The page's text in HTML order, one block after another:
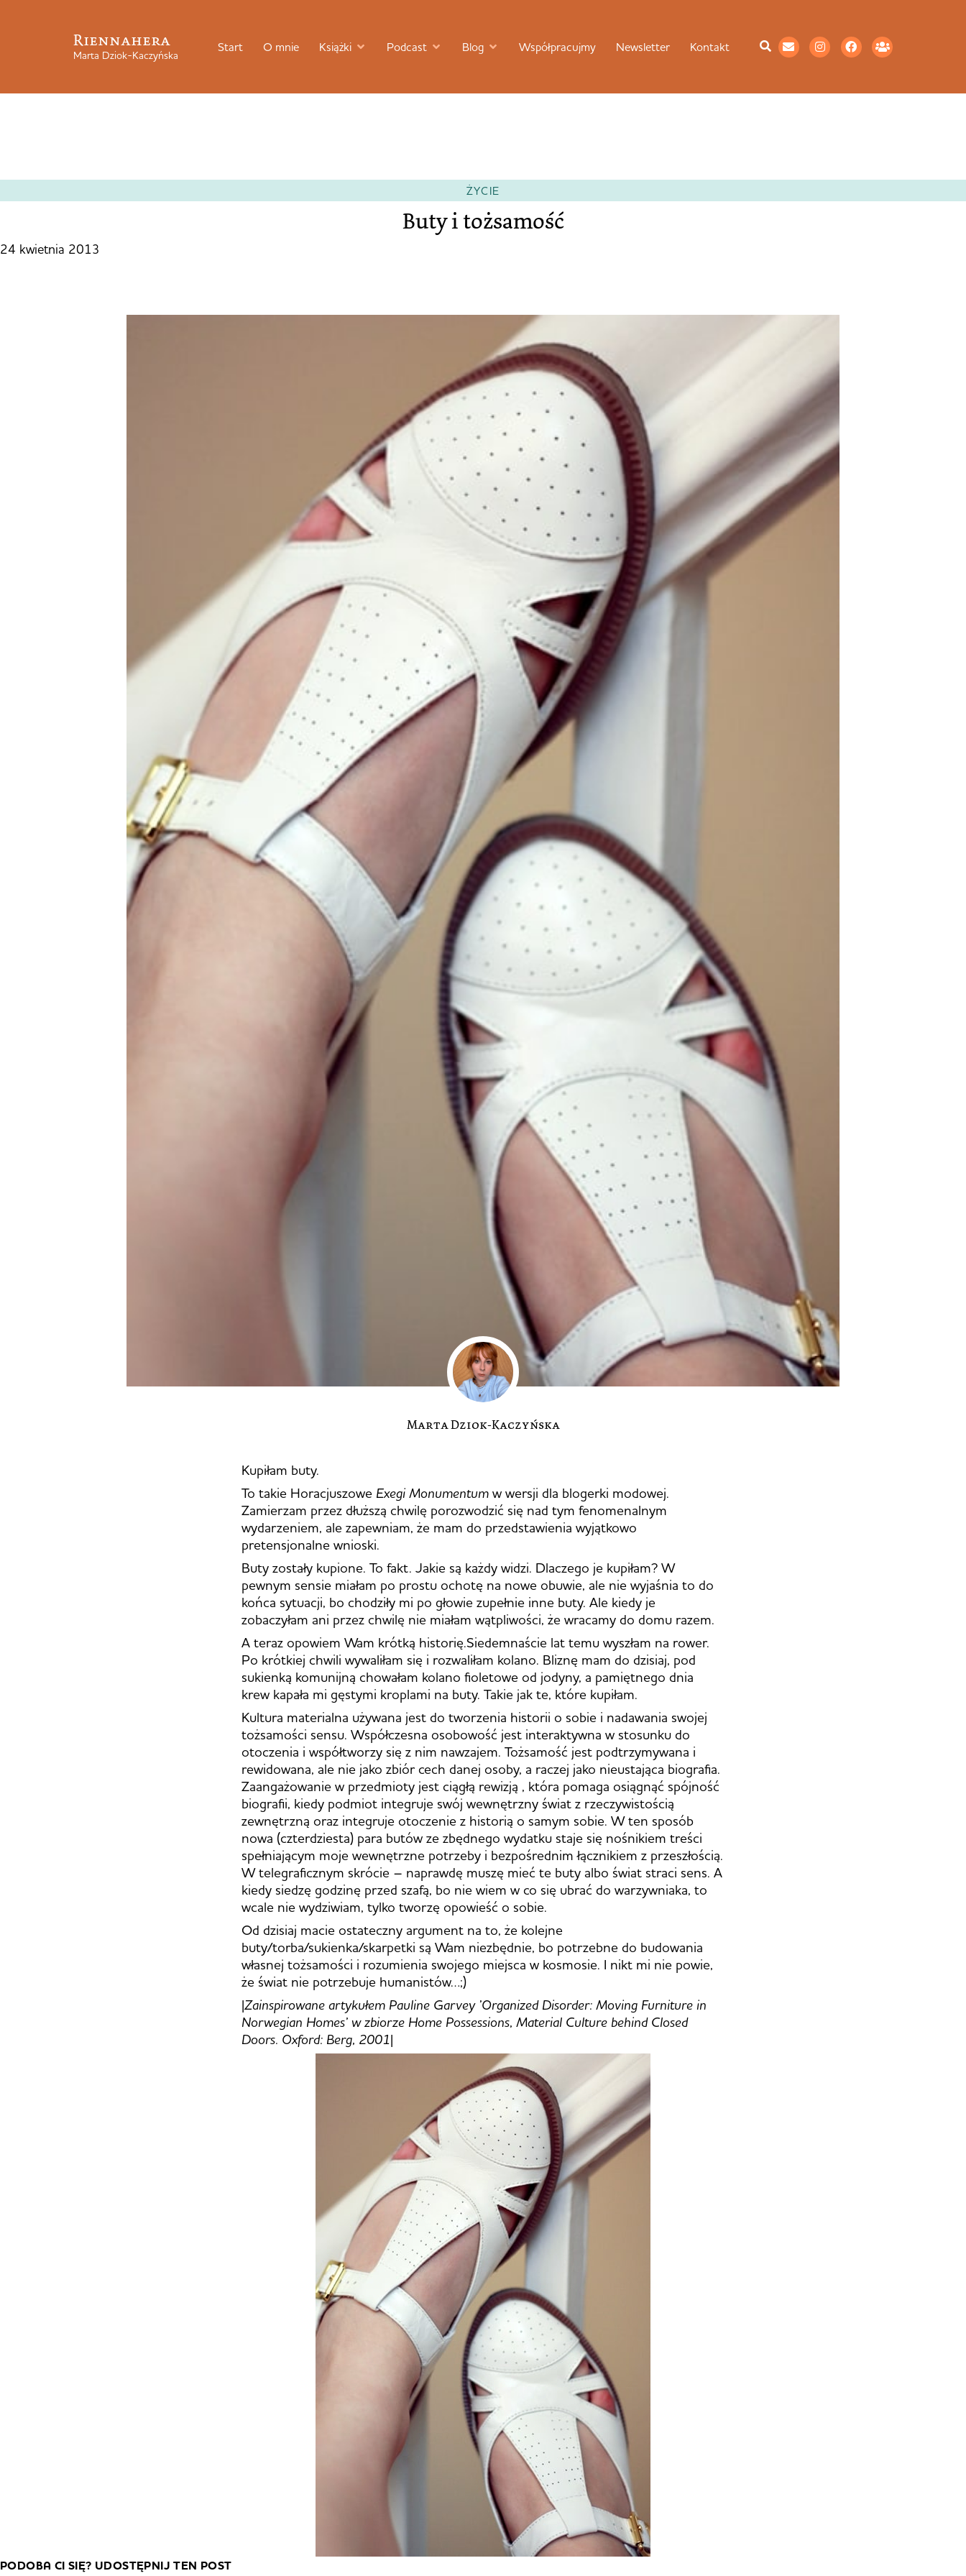
Riennahera
Marta Dziok-Kaczyńska
Start O mnie Książki Podcast Blog Współpracujmy Newsletter Kontakt
ŻYCIE
Buty i tożsamość
24 kwietnia 2013
Marta Dziok-Kaczyńska
Kupiłam buty.
To takie Horacjuszowe Exegi Monumentum w wersji dla blogerki modowej.
Zamierzam przez dłuższą chwilę porozwodzić się nad tym fenomenalnym
wydarzeniem, ale zapewniam, że mam do przedstawienia wyjątkowo
pretensjonalne wnioski.
Buty zostały kupione. To fakt. Jakie są każdy widzi. Dlaczego je kupiłam? W
pewnym sensie miałam po prostu ochotę na nowe obuwie, ale nie wyjaśnia to do
końca sytuacji, bo chodziły mi po głowie zupełnie inne buty. Ale kiedy je
zobaczyłam ani przez chwilę nie miałam wątpliwości, że wracamy do domu razem.
A teraz opowiem Wam krótką historię.Siedemnaście lat temu wyszłam na rower.
Po krótkiej chwili wywaliłam się i rozwaliłam kolano. Bliznę mam do dzisiaj, pod
sukienką komunijną chowałam kolano fioletowe od jodyny, a pamiętnego dnia
krew kapała mi gęstymi kroplami na buty. Takie jak te, które kupiłam.
Kultura materialna używana jest do tworzenia historii o sobie i nadawania swojej
tożsamości sensu. Współczesna osobowość jest interaktywna w stosunku do
otoczenia i współtworzy się z nim nawzajem. Tożsamość jest podtrzymywana i
rewidowana, ale nie jako zbiór cech danej osoby, a raczej jako nieustająca biografia.
Zaangażowanie w przedmioty jest ciągłą rewizją , która pomaga osiągnąć spójność
biografii, kiedy podmiot integruje swój wewnętrzny świat z rzeczywistością
zewnętrzną oraz integruje otoczenie z historią o samym sobie. W ten sposób
nowa (czterdziesta) para butów ze zbędnego wydatku staje się nośnikiem treści
spełniającym moje wewnętrzne potrzeby i bezpośrednim łącznikiem z przeszłością.
W telegraficznym skrócie – naprawdę muszę mieć te buty albo świat straci sens. A
kiedy siedzę godzinę przed szafą, bo nie wiem w co się ubrać do warzywniaka, to
wcale nie wydziwiam, tylko tworzę opowieść o sobie.
Od dzisiaj macie ostateczny argument na to, że kolejne
buty/torba/sukienka/skarpetki są Wam niezbędnie, bo potrzebne do budowania
własnej tożsamości i rozumienia swojego miejsca w kosmosie. I nikt mi nie powie,
że świat nie potrzebuje humanistów…;)
|Zainspirowane artykułem Pauline Garvey ’Organized Disorder: Moving Furniture in
Norwegian Homes’ w zbiorze Home Possessions, Material Culture behind Closed
Doors. Oxford: Berg, 2001|
PODOBA CI SIĘ? UDOSTĘPNIJ TEN POST